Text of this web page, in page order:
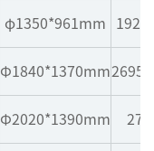
φ1350*961mm
Φ1840*1370mm
Φ2020*1390mm